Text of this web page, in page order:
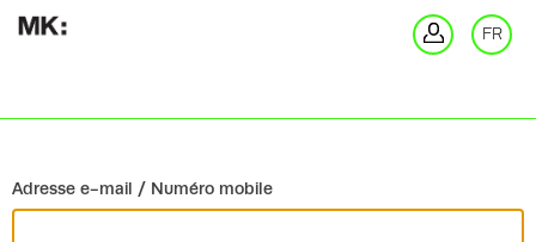
FR
Adresse e-mail / Numéro mobile